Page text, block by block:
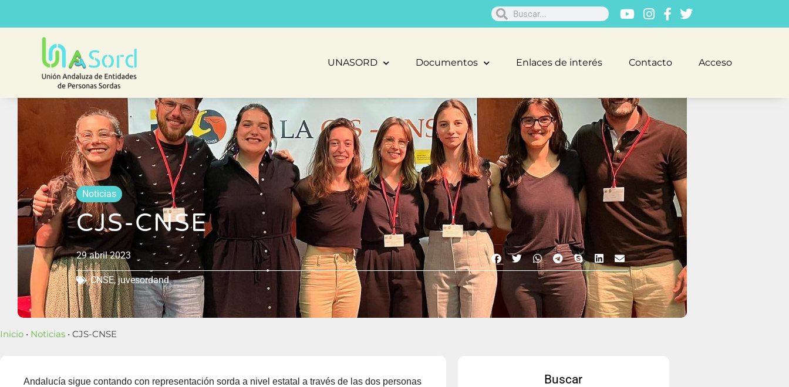
UNASORD Documentos Enlaces de interés Contacto Acceso
Noticias
CJS-CNSE
29 abril 2023
CNSE,juvesordand
Inicio • Noticias • CJS-CNSE
Andalucía sigue contando con representación sorda a nivel estatal a través de las dos personas
Buscar